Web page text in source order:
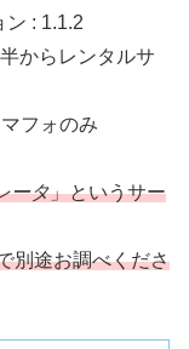
: 1.1.2
からレンタルサ
フォのみ
ータ」というサー
別途お調べくださ